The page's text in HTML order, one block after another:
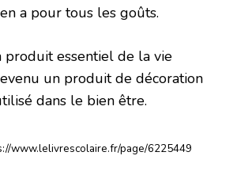
a pour tous les goûts.
produit essentiel de la vie
un produit de décoration
dans le bien être.
www.lelivrescolaire.fr/page/6225449